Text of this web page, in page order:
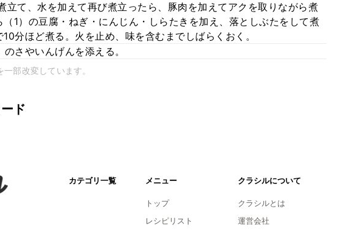
立て、水を加えて再び煮立ったら、豚肉を加えてアクを取りながら煮
（1）の豆腐・ねぎ・にんじん・しらたきを加え、落としぶたをして煮
分ほど煮る。火を止め、味を含むまでしばらくおく。
のさやいんげんを添える。
部改変しています。
ド
カテゴリ一覧 メニュー
トップ
レシピリスト
クラシルについて
クラシルとは
運営会社